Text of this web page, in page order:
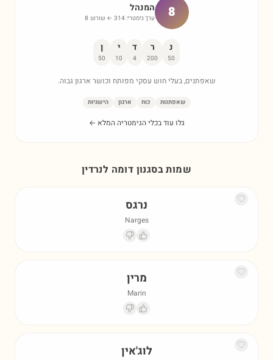
8 המנהל
ערך גימטרי: 314 ← שורש: 8
נ
50
ר
200
ד
4
י
10
ן
50
שאפתנים, בעלי חוש עסקי מפותח וכושר ארגון גבוה.
שאפתנות כוח ארגון הישגיות
גלו עוד בכלי הגימטריה המלא ←
שמות בסגנון דומה לנרדין
נרגס
Narges
מרין
Marin
לוג'אין